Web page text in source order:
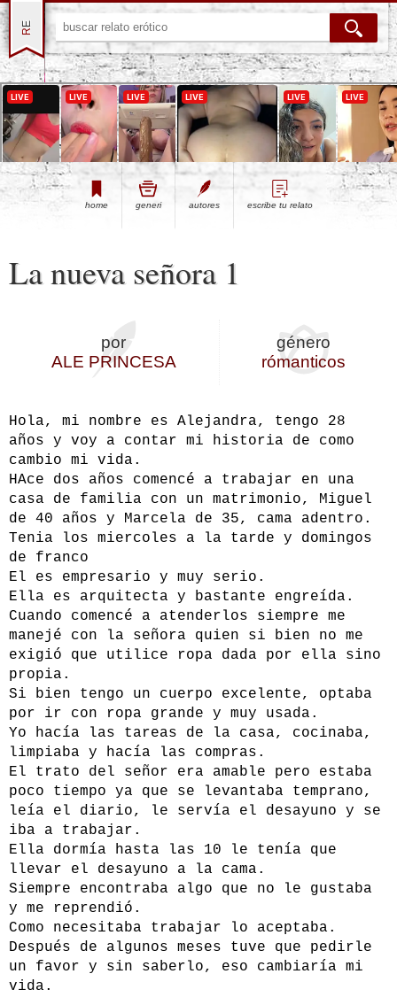
Experience intense desire for
girls anytime, anywhere.
home generi autores escribe tu relato
La nueva señora 1
por
ALE PRINCESA
género
rómanticos
Hola, mi nombre es Alejandra, tengo 28
años y voy a contar mi historia de como
cambio mi vida.
HAce dos años comencé a trabajar en una
casa de familia con un matrimonio, Miguel
de 40 años y Marcela de 35, cama adentro.
Tenia los miercoles a la tarde y domingos
de franco
El es empresario y muy serio.
Ella es arquitecta y bastante engreída.
Cuando comencé a atenderlos siempre me
manejé con la señora quien si bien no me
exigió que utilice ropa dada por ella sino
propia.
Si bien tengo un cuerpo excelente, optaba
por ir con ropa grande y muy usada.
Yo hacía las tareas de la casa, cocinaba,
limpiaba y hacía las compras.
El trato del señor era amable pero estaba
poco tiempo ya que se levantaba temprano,
leía el diario, le servía el desayuno y se
iba a trabajar.
Ella dormía hasta las 10 le tenía que
llevar el desayuno a la cama.
Siempre encontraba algo que no le gustaba
y me reprendió.
Como necesitaba trabajar lo aceptaba.
Después de algunos meses tuve que pedirle
un favor y sin saberlo, eso cambiaría mi
vida.